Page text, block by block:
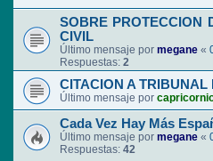
SOBRE PROTECCION
CIVIL
Último mensaje por megane «
Respuestas: 2
CITACION A TRIBUNAL
Último mensaje por
Cada Vez Hay Más
Último mensaje por megane «
Respuestas: 42